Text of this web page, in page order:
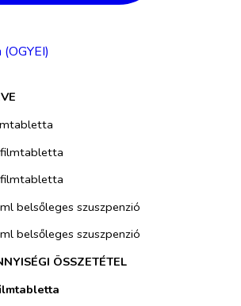
belsőleges szuszpenzió
belsőleges szuszpenzió
ÖSSZETÉTEL